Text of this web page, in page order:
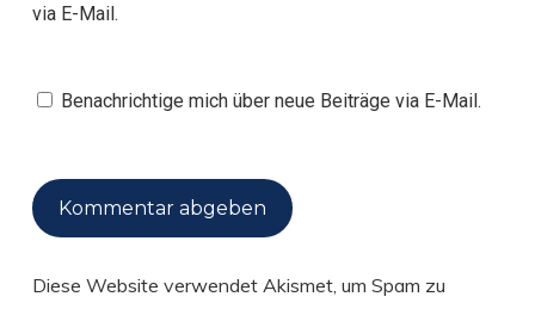
via E-Mail.
Benachrichtige mich über neue Beiträge via E-Mail.
Diese Website verwendet Akismet, um Spam zu